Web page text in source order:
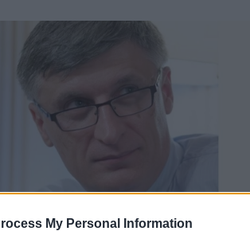
My Personal Information